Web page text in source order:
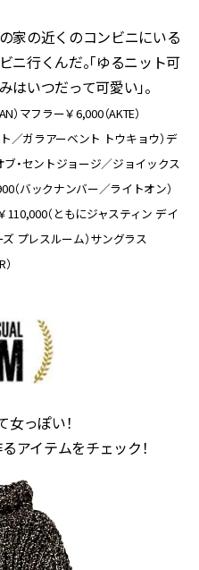
家の近くのコンビニにいる
ニ行くんだ。「ゆるニット可
はいつだって可愛い」。
）マフラー￥6,000（AKTE）
ト／ガラアーベント トウキョウ）デ
ブ・セントジョージ／ジョイックス
（バックナンバー／ライトオン）
（ともにジャスティン デイ
ズ プレスルーム）サングラス
女っぽい！
るアイテムをチェック！